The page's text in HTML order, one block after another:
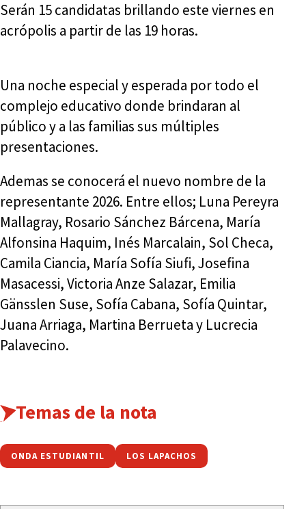
Serán 15 candidatas brillando este viernes en
acrópolis a partir de las 19 horas.
Una noche especial y esperada por todo el
complejo educativo donde brindaran al
público y a las familias sus múltiples
presentaciones.
Ademas se conocerá el nuevo nombre de la
representante 2026. Entre ellos; Luna Pereyra
Mallagray, Rosario Sánchez Bárcena, María
Alfonsina Haquim, Inés Marcalain, Sol Checa,
Camila Ciancia, María Sofía Siufi, Josefina
Masacessi, Victoria Anze Salazar, Emilia
Gänsslen Suse, Sofía Cabana, Sofía Quintar,
Juana Arriaga, Martina Berrueta y Lucrecia
Palavecino.
Temas de la nota
ONDA ESTUDIANTIL LOS LAPACHOS